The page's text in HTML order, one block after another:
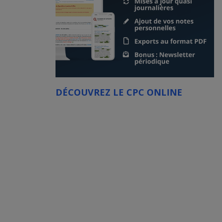
DÉCOUVREZ LE CPC ONLINE